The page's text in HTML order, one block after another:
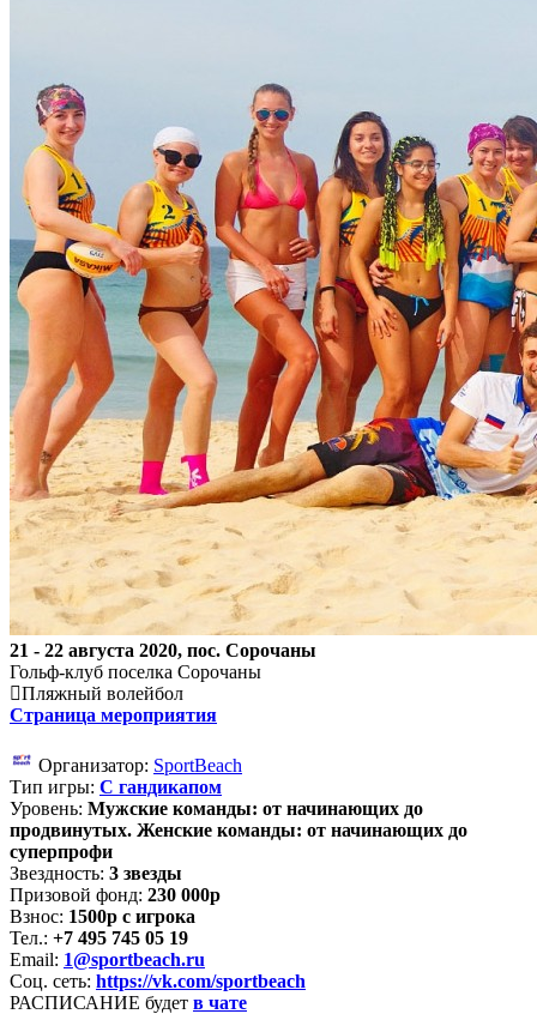
21 - 22 августа 2020, пос. Сорочаны
Гольф-клуб поселка Сорочаны
Пляжный волейбол
Страница мероприятия
Организатор: SportBeach
Тип игры: С гандикапом
Уровень: Мужские команды: от начинающих до
продвинутых. Женские команды: от начинающих до
суперпрофи
Звездность: 3 звезды
Призовой фонд: 230 000р
Взнос: 1500р с игрока
Тел.: +7 495 745 05 19
Email: 1@sportbeach.ru
Соц. сеть: https://vk.com/sportbeach
РАСПИСАНИЕ будет в чате